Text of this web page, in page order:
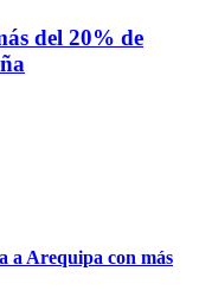
del 20% de
a Arequipa con más